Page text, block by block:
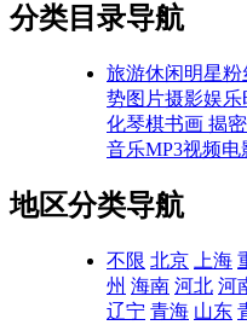
分类目录导航
旅游休闲明星粉
势图片摄影娱乐
化琴棋书画 揭
音乐MP3视频电
地区分类导航
不限 北京 上海
州 海南 河北 河
辽宁 青海 山东